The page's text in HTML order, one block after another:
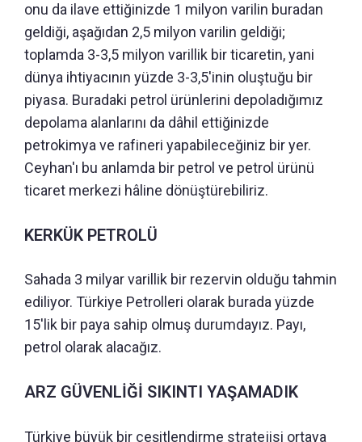
onu da ilave ettiğinizde 1 milyon varilin buradan
geldiği, aşağıdan 2,5 milyon varilin geldiği;
toplamda 3-3,5 milyon varillik bir ticaretin, yani
dünya ihtiyacının yüzde 3-3,5'inin oluştuğu bir
piyasa. Buradaki petrol ürünlerini depoladığımız
depolama alanlarını da dâhil ettiğinizde
petrokimya ve rafineri yapabileceğiniz bir yer.
Ceyhan'ı bu anlamda bir petrol ve petrol ürünü
ticaret merkezi hâline dönüştürebiliriz.
KERKÜK PETROLÜ
Sahada 3 milyar varillik bir rezervin olduğu tahmin
ediliyor. Türkiye Petrolleri olarak burada yüzde
15'lik bir paya sahip olmuş durumdayız. Payı,
petrol olarak alacağız.
ARZ GÜVENLİĞİ SIKINTI YAŞAMADIK
Türkiye büyük bir çeşitlendirme stratejisi ortaya